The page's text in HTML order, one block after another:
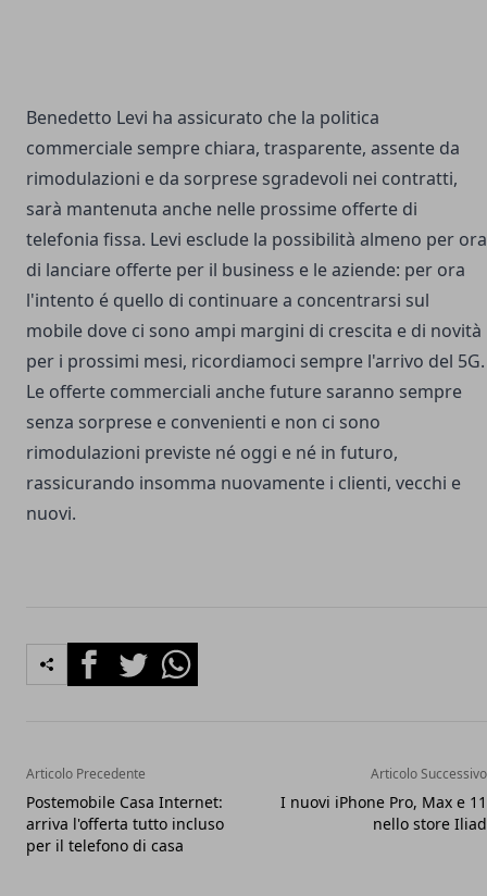
Benedetto Levi ha assicurato che la politica
commerciale sempre chiara, trasparente, assente da
rimodulazioni e da sorprese sgradevoli nei contratti,
sarà mantenuta anche nelle prossime offerte di
telefonia fissa. Levi esclude la possibilità almeno per ora
di lanciare offerte per il business e le aziende: per ora
l'intento é quello di continuare a concentrarsi sul
mobile dove ci sono ampi margini di crescita e di novità
per i prossimi mesi, ricordiamoci sempre l'arrivo del 5G.
Le offerte commerciali anche future saranno sempre
senza sorprese e convenienti e non ci sono
rimodulazioni previste né oggi e né in futuro,
rassicurando insomma nuovamente i clienti, vecchi e
nuovi.
FacebookTwitterWhatsapp
Articolo Precedente
Postemobile Casa Internet:
arriva l'offerta tutto incluso
per il telefono di casa
Articolo Successivo
I nuovi iPhone Pro, Max e 11
nello store Iliad